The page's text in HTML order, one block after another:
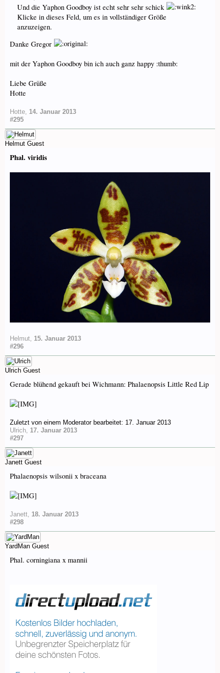
Und die Yaphon Goodboy ist echt sehr sehr schick
Klicke in dieses Feld, um es in vollständiger Größe
anzuzeigen.
Danke Gregor
mit der Yaphon Goodboy bin ich auch ganz happy :thumb:
Liebe Grüße
Hotte
Hotte, 14. Januar 2013
#295
Helmut Guest
Phal. viridis
Helmut, 15. Januar 2013
#296
Ulrich Guest
Gerade blühend gekauft bei Wichmann: Phalaenopsis Little Red Lip
Zuletzt von einem Moderator bearbeitet: 17. Januar 2013
Ulrich, 17. Januar 2013
#297
Janett Guest
Phalaenopsis wilsonii x braceana
Janett, 18. Januar 2013
#298
YardMan Guest
Phal. corningiana x mannii